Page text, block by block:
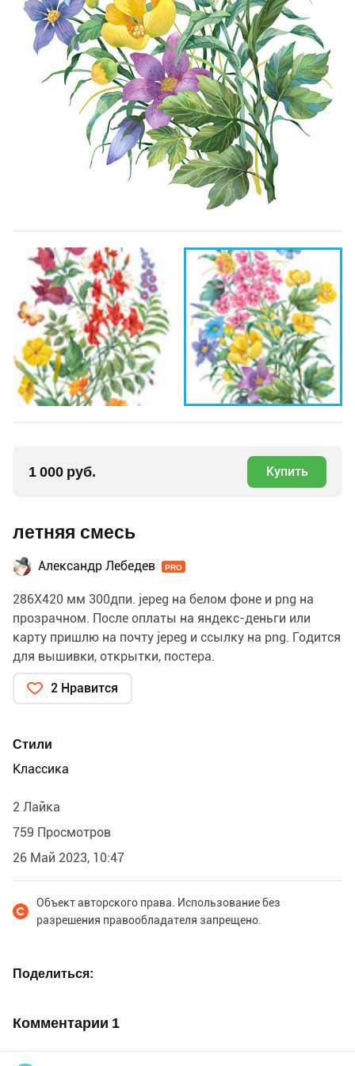
1 000 руб. Купить
летняя смесь
Александр Лебедев PRO
286Х420 мм 300дпи. jepeg на белом фоне и png на
прозрачном. После оплаты на яндекс-деньги или
карту пришлю на почту jepeg и ссылку на png. Годится
для вышивки, открытки, постера.
2 Нравится
Стили
Классика
2 Лайка
759 Просмотров
26 Май 2023, 10:47
Объект авторского права. Использование без
разрешения правообладателя запрещено.
Поделиться
Комментарии 1